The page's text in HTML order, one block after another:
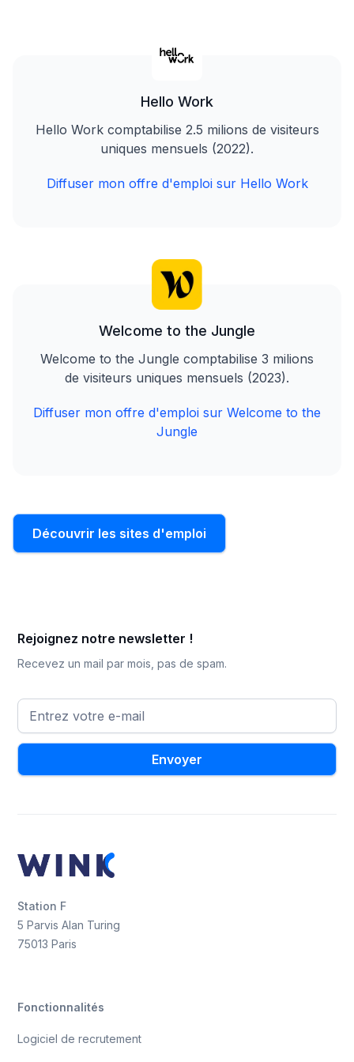
Hello Work
Hello Work comptabilise 2.5 milions de visiteurs
uniques mensuels (2022).
Diffuser mon offre d'emploi sur Hello Work
Welcome to the Jungle
Welcome to the Jungle comptabilise 3 milions
de visiteurs uniques mensuels (2023).
Diffuser mon offre d'emploi sur Welcome to the
Jungle
Découvrir les sites d'emploi
Rejoignez notre newsletter !
Recevez un mail par mois, pas de spam.
Station F
5 Parvis Alan Turing
75013 Paris
Fonctionnalités
Logiciel de recrutement